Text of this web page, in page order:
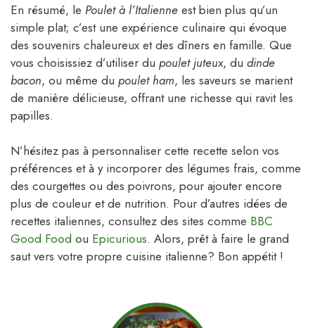
En résumé, le Poulet à l’Italienne est bien plus qu’un
simple plat; c’est une expérience culinaire qui évoque
des souvenirs chaleureux et des dîners en famille. Que
vous choisissiez d’utiliser du poulet juteux, du dinde
bacon, ou même du poulet ham, les saveurs se marient
de manière délicieuse, offrant une richesse qui ravit les
papilles.
N’hésitez pas à personnaliser cette recette selon vos
préférences et à y incorporer des légumes frais, comme
des courgettes ou des poivrons, pour ajouter encore
plus de couleur et de nutrition. Pour d’autres idées de
recettes italiennes, consultez des sites comme BBC
Good Food ou Epicurious. Alors, prêt à faire le grand
saut vers votre propre cuisine italienne? Bon appétit !